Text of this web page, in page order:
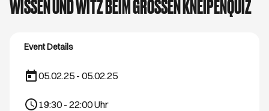
WISSEN UND WITZ BEIM GROSSEN KNEIPENQUIZ
Event Details
05.02.25 - 05.02.25
19:30 - 22:00Uhr